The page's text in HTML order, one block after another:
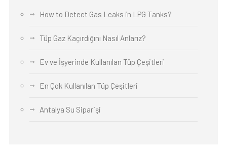
How to Detect Gas Leaks in LPG Tanks?
Tüp Gaz Kaçırdığını Nasıl Anlarız?
Ev ve İşyerinde Kullanılan Tüp Çeşitleri
En Çok Kullanılan Tüp Çeşitleri
Antalya Su Siparişi